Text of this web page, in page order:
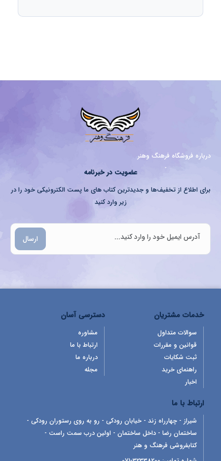
درباره فروشگاه فرهنگ وهنر
عضویت در خبرنامه
برای اطلاع از تخفیف‌ها و جدیدترین کتاب های ما پست الکترونیکی خود را در
زیر وارد کنید
ارسال
خدمات مشتریان
سوالات متداول
قوانین و مقررات
ثبت شکایات
راهنمای خرید
اخبار
دسترسی آسان
مشاوره
ارتباط با ما
درباره ما
مجله
ارتباط با ما
شیراز - چهارراه زند - خیابان رودکی - رو به روی رستوران رودکی -
ساختمان رضا - داخل ساختمان - اولین درب سمت راست -
کتابفروشی فرهنگ و هنر